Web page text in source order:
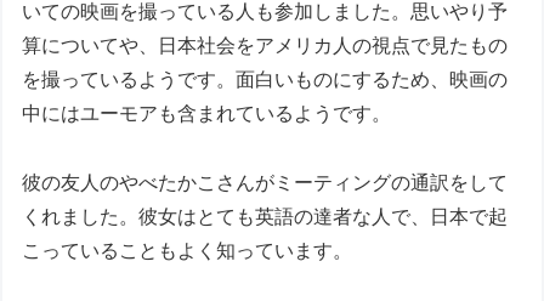
いての映画を撮っている人も参加しました。思いやり予
算についてや、日本社会をアメリカ人の視点で見たもの
を撮っているようです。面白いものにするため、映画の
中にはユーモアも含まれているようです。
彼の友人のやべたかこさんがミーティングの通訳をして
くれました。彼女はとても英語の達者な人で、日本で起
こっていることもよく知っています。